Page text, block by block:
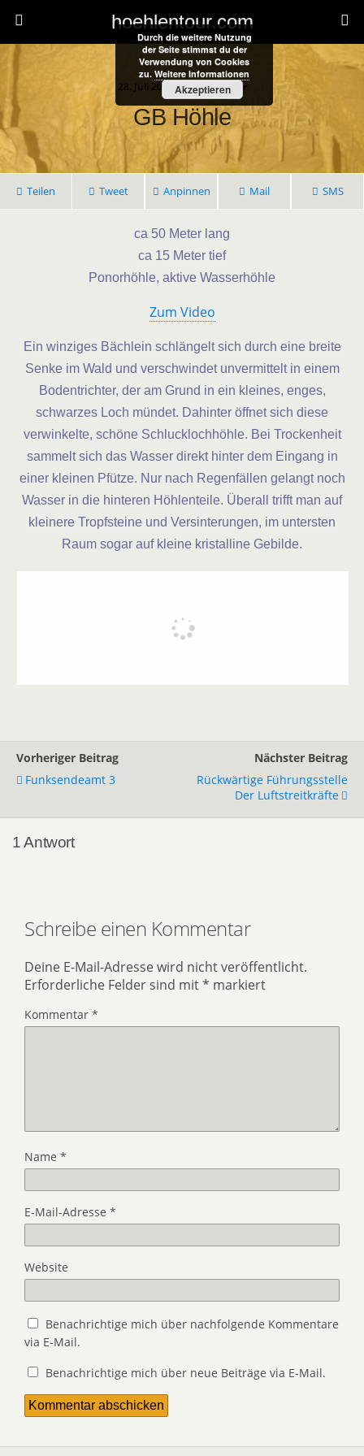
hoehlentour.com
28. Juli 2025 • 1 Kommentar
GB Höhle
Teilen Tweet Anpinnen Mail SMS
ca 50 Meter lang
ca 15 Meter tief
Ponorhöhle, aktive Wasserhöhle
Zum Video
Ein winziges Bächlein schlängelt sich durch eine breite
Senke im Wald und verschwindet unvermittelt in einem
Bodentrichter, der am Grund in ein kleines, enges,
schwarzes Loch mündet. Dahinter öffnet sich diese
verwinkelte, schöne Schlucklochhöhle. Bei Trockenheit
sammelt sich das Wasser direkt hinter dem Eingang in
einer kleinen Pfütze. Nur nach Regenfällen gelangt noch
Wasser in die hinteren Höhlenteile. Überall trifft man auf
kleinere Tropfsteine und Versinterungen, im untersten
Raum sogar auf kleine kristalline Gebilde.
Vorheriger Beitrag
Funksendeamt 3
Nächster Beitrag
Rückwärtige Führungsstelle
Der Luftstreitkräfte
1 Antwort
Schreibe einen Kommentar
Deine E-Mail-Adresse wird nicht veröffentlicht.
Erforderliche Felder sind mit* markiert
Kommentar *
Name *
E-Mail-Adresse *
Website
Benachrichtige mich über nachfolgende Kommentare
via E-Mail.
Benachrichtige mich über neue Beiträge via E-Mail.
Durch die weitere Nutzung
der Seite stimmst du der
Verwendung von Cookies
zu. Weitere Informationen
Akzeptieren